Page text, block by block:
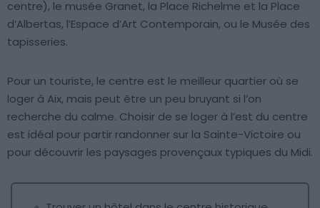
centre), le musée Granet, la Place Richelme et la Place
d’Albertas, l’Espace d’Art Contemporain, ou le Musée des
tapisseries.
Pour un touriste, le centre est le meilleur quartier où se
loger à Aix, mais peut être un peu bruyant si l’on
recherche du calme. Choisir de se loger à l’est du centre
est idéal pour partir randonner sur la Sainte-Victoire ou
pour découvrir les paysages provençaux typiques du Midi.